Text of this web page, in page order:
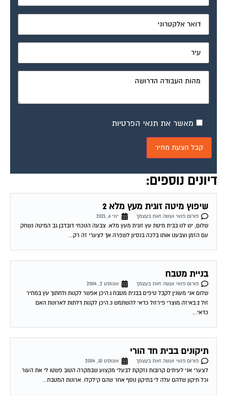
שיפוץ מיטה זוגית מעץ מלא 2
פורום פנאי ועשה זאת בעצמך
יוני 6, 2021
שלום, יש לנו בבית מיטת עץ זוגית מעץ מלא. צבעה הנוכחי דובדבן.גב המיטה נשחק
עם הזמן וצבענו אותו בלכה בנסיון לשפרה אך לצערי זה רק...
בניית מטבח
פורום פנאי ועשה זאת בעצמך
שלום אני מעונין לקבל טיפים בבנית מטבח 1.היכן אפשר לקנות ולחתוך עץ במחיר
זול 2.באיזה מוצרי פירזול כדאי להשתמש 3.היכן לקנות דלתות לארונות האם
כדאי...
תיקונים בבית חד הורי
פורום פנאי ועשה זאת בעצמך
לצערי אני לעיתים קרובות נזקקת לבעלי מקצוע שבמקרה הטוב פשטו לי את העור
וכל תיקון שלהם עלה לי בתיקון נוסף אחר שהם קילקלו. ארונות המטבח...